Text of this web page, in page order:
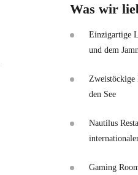
Was wir
Einzigartige
und dem
Zweistöckige
den See
Nautilus
Gaming